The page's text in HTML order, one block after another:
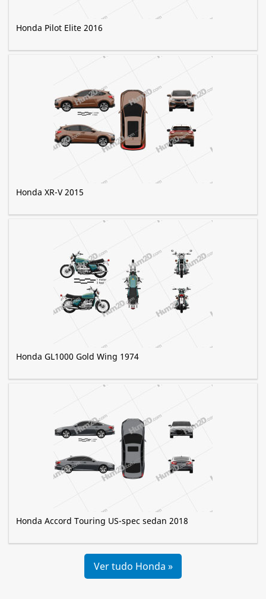
Honda Pilot Elite 2016
Honda XR-V 2015
Honda GL1000 Gold Wing 1974
Honda Accord Touring US-spec sedan 2018
Ver tudo Honda »